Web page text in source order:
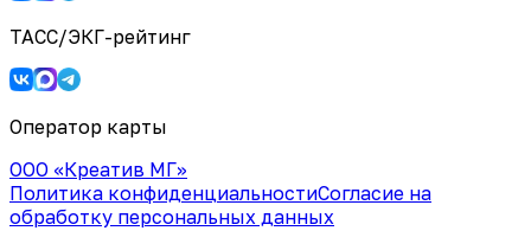
ТАСС/ЭКГ-рейтинг
Оператор карты
ООО «Креатив МГ»
Политика конфиденциальностиСогласие на
обработку персональных данных